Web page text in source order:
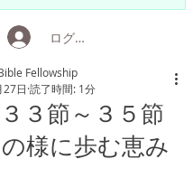
ログイン
３節～３５節
様に歩む恵み
Fellowship
日 読了時間: 1分